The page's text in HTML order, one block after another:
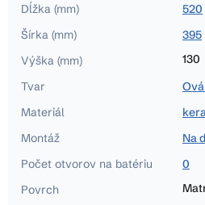
Dĺžka (mm)
520
Šírka (mm)
395
Výška (mm)
130
Tvar
Materiál
Montáž
Na
Počet otvorov na batériu
0
Povrch